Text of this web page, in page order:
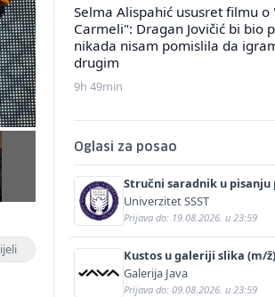
Selma Alispahić ususret filmu o
Carmeli": Dragan Jovičić bi bio
nikada nisam pomislila da
drugim
9h 49min
Oglasi za posao
Stručni saradnik u
(m/ž)
Univerzitet SSST
Prijava do: 19.08.2026. u 23:59
Kustos u galeriji slika (m/ž)
Galerija Java
Prijava do: 09.08.2026. u 23:59